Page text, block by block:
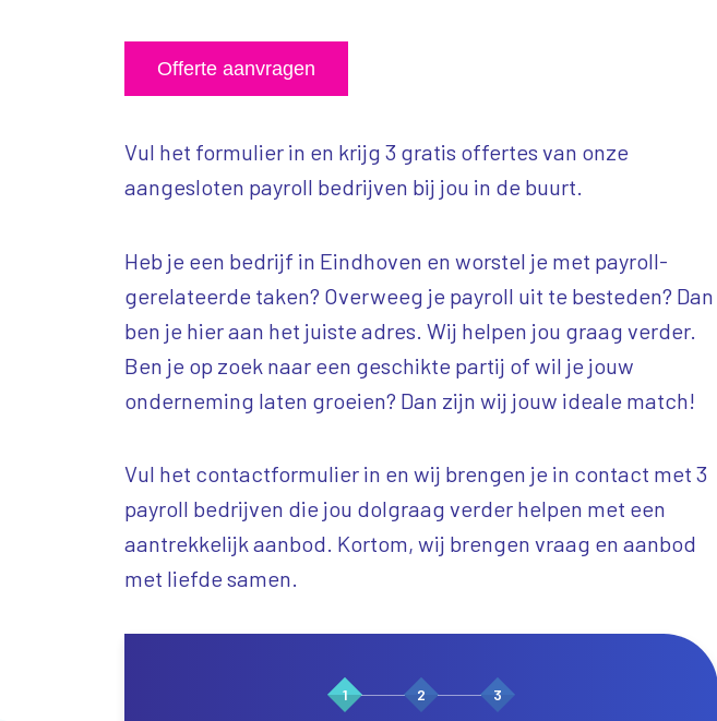
Offerte aanvragen
Vul het formulier in en krijg 3 gratis offertes van onze
aangesloten payroll bedrijven bij jou in de buurt.
Heb je een bedrijf in Eindhoven en worstel je met payroll-
gerelateerde taken? Overweeg je payroll uit te besteden? Dan
ben je hier aan het juiste adres. Wij helpen jou graag verder.
Ben je op zoek naar een geschikte partij of wil je jouw
onderneming laten groeien? Dan zijn wij jouw ideale match!
Vul het contactformulier in en wij brengen je in contact met 3
payroll bedrijven die jou dolgraag verder helpen met een
aantrekkelijk aanbod. Kortom, wij brengen vraag en aanbod
met liefde samen.
1 2 3